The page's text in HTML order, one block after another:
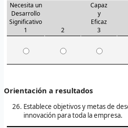
Necesita un
Desarrollo
Significativo
1
2
Capaz
y
Eficaz
3
Orientación a resultados
Establece objetivos y metas de
innovación para toda la empresa.